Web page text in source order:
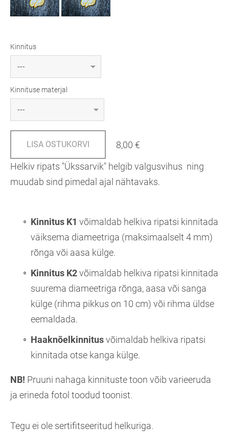
Kinnitus
Kinnituse materjal
LISA OSTUKORVI 8,00 €
Helkiv ripats "Ükssarvik" helgib valgusvihus ning
muudab sind pimedal ajal nähtavaks.
Kinnitus K1 võimaldab helkiva ripatsi kinnitada
väiksema diameetriga (maksimaalselt 4 mm)
rõnga või aasa külge.
Kinnitus K2võimaldab helkiva ripatsi kinnitada
suurema diameetriga rõnga, aasa või sanga
külge (rihma pikkus on 10 cm) või rihma üldse
eemaldada.
Haaknõelkinnitusvõimaldab helkiva ripatsi
kinnitada otse kanga külge.
NB! Pruuni nahaga kinnituste toon võib varieeruda
ja erineda fotol toodud toonist.
Tegu ei ole sertifitseeritud helkuriga.